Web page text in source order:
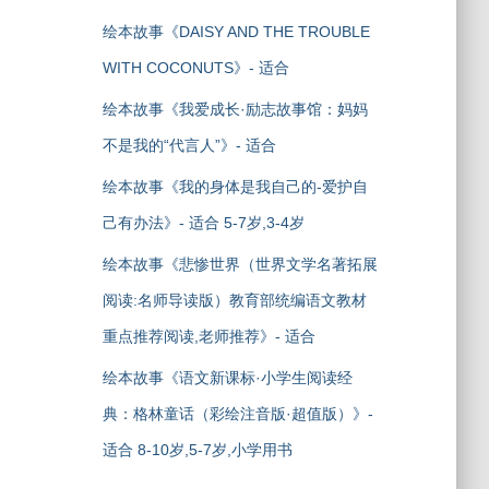
绘本故事《DAISY AND THE TROUBLE
WITH COCONUTS》- 适合
绘本故事《我爱成长·励志故事馆：妈妈
不是我的“代言人”》- 适合
绘本故事《我的身体是我自己的-爱护自
己有办法》- 适合 5-7岁,3-4岁
绘本故事《悲惨世界（世界文学名著拓展
阅读:名师导读版）教育部统编语文教材
重点推荐阅读,老师推荐》- 适合
绘本故事《语文新课标·小学生阅读经
典：格林童话（彩绘注音版·超值版）》-
适合 8-10岁,5-7岁,小学用书